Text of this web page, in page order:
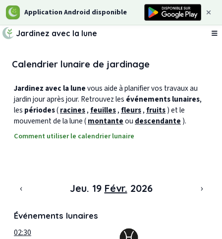
Application Android disponible
Jardinez avec la lune
Calendrier lunaire de jardinage
Jardinez avec la lunevous aide à planifier vos travaux au
jardin jour après jour. Retrouvez les événements lunaires,
les périodes(racines, feuilles, fleurs, fruits) et le
mouvement de la lune (montanteou descendante ).
Comment utiliser le calendrier lunaire
‹ Jeu. 19 Févr. 2026 ›
Événements lunaires
02:30